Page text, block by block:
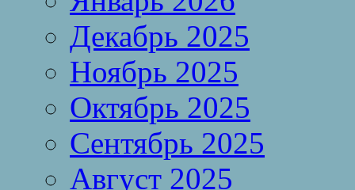
Декабрь 2025
Ноябрь 2025
Октябрь 2025
Сентябрь 2025
Август 2025